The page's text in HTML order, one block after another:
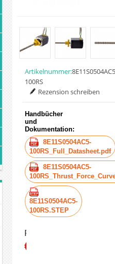
Artikelnummer:
100RS
Rezension schreiben
Handbücher
und
Dokumentation:
8E11S0504AC5-
100RS_Full_Datasheet.pdf
8E11S0504AC5-
8E11S0504AC5-
100RS.STEP
Preis:
€42.35